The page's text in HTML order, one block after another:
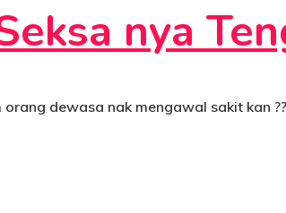
nya
orang dewasa nak mengawal sakit